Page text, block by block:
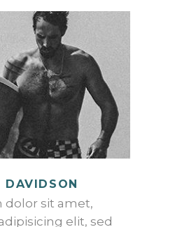
DAVIDSON
dolor sit amet,
elit, sed